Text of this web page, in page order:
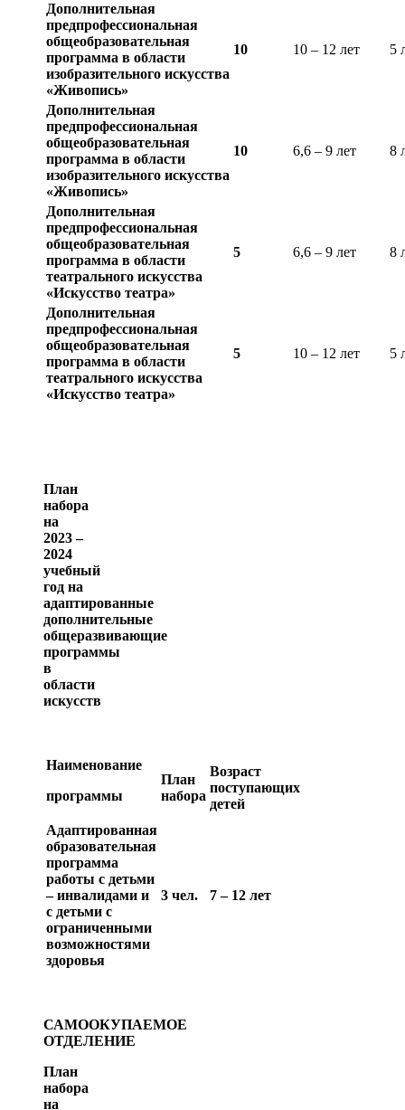
Дополнительная
предпрофессиональная
общеобразовательная
программа в области
изобразительного искусства
«Живопись»
10 10 – 12 лет 5
Дополнительная
предпрофессиональная
общеобразовательная
программа в области
изобразительного искусства
«Живопись»
10 6,6 – 9 лет 8
Дополнительная
предпрофессиональная
общеобразовательная
программа в области
театрального искусства
«Искусство театра»
5 6,6 – 9 лет 8
Дополнительная
предпрофессиональная
общеобразовательная
программа в области
театрального искусства
«Искусство театра»
5 10 – 12 лет 5
План
набора
на
2023 –
2024
учебный
год на
адаптированные
дополнительные
общеразвивающие
программы
в
области
искусств
Наименование
программы
План
набора
Возраст
поступающих
детей
Адаптированная
образовательная
программа
работы с детьми
– инвалидами и
с детьми с
ограниченными
возможностями
здоровья
3 чел. 7 – 12 лет
САМООКУПАЕМОЕ
ОТДЕЛЕНИЕ
План
набора
на